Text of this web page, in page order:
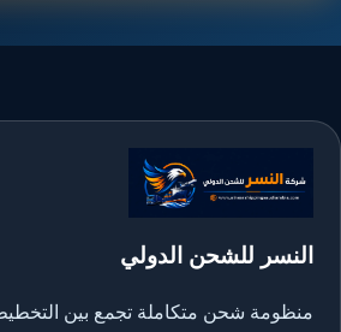
النسر للشحن الدولي
منظومة شحن متكاملة تجمع بين التخطيط